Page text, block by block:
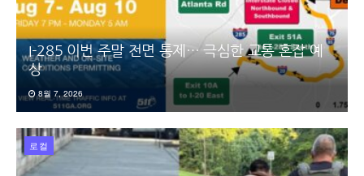
I-285 이번 주말 전면 통제… 극심한 교통 혼잡 예
상
8월 7, 2026
로컬